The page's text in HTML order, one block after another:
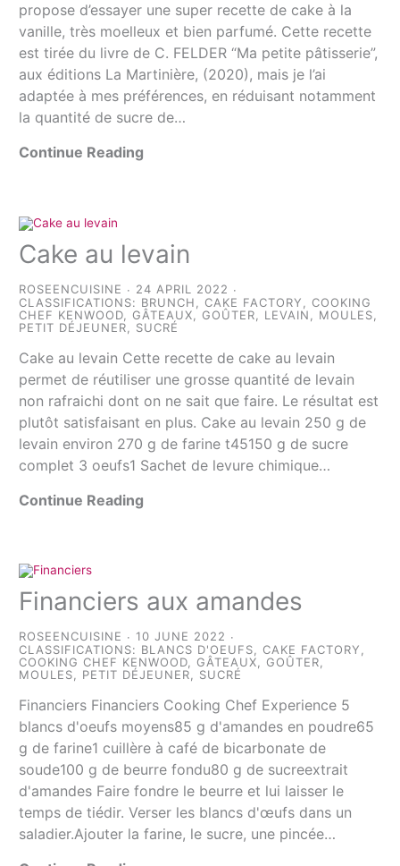
propose d’essayer une super recette de cake à la
vanille, très moelleux et bien parfumé. Cette recette
est tirée du livre de C. FELDER “Ma petite pâtisserie”,
aux éditions La Martinière, (2020), mais je l’ai
adaptée à mes préférences, en réduisant notamment
la quantité de sucre de…
Continue Reading
Cake au levain
ROSEENCUISINE
24 APRIL 2022
CLASSIFICATIONS: BRUNCH ,CAKE FACTORY ,COOKING
CHEF KENWOOD ,GÂTEAUX ,GOÛTER LEVAIN MOULES
PETIT DÉJEUNER
SUCRÉ
Cake au levain Cette recette de cake au levain
permet de réutiliser une grosse quantité de levain
non rafraichi dont on ne sait que faire. Le résultat est
plutôt satisfaisant en plus. Cake au levain 250 g de
levain environ 270 g de farine t45150 g de sucre
complet 3 oeufs1 Sachet de levure chimique…
Continue Reading
Financiers aux amandes
ROSEENCUISINE
10 JUNE 2022
CLASSIFICATIONS: BLANCS D'OEUFS ,CAKE FACTORY
COOKING CHEF KENWOOD ,GÂTEAUX ,GOÛTER
MOULES
PETIT DÉJEUNER SUCRÉ
Financiers Financiers Cooking Chef Experience 5
blancs d'oeufs moyens85 g d'amandes en poudre65
g de farine1 cuillère à café de bicarbonate de
soude100 g de beurre fondu80 g de sucreextrait
d'amandes Faire fondre le beurre et lui laisser le
temps de tiédir. Verser les blancs d'œufs dans un
saladier.Ajouter la farine, le sucre, une pincée…